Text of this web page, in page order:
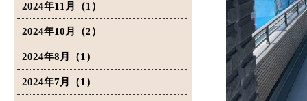
2024年11月（1）
2024年10月（2）
2024年8月（1）
2024年7月（1）